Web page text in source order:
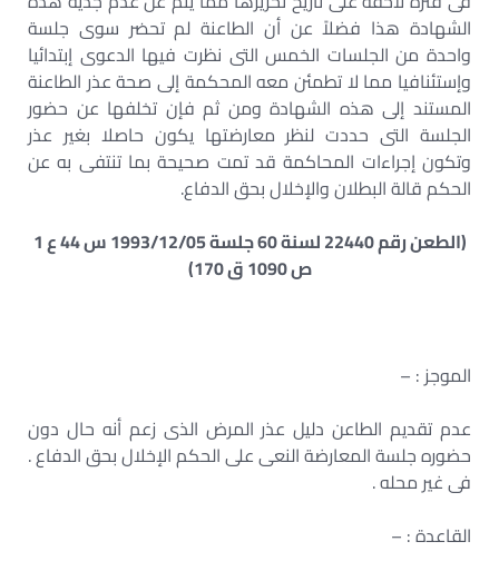
الشهادة هذا فضلاً عن أن الطاعنة لم تحضر سوى جلسة
واحدة من الجلسات الخمس التى نظرت فيها الدعوى إبتدائيا
وإستئنافيا مما لا تطمئن معه المحكمة إلى صحة عذر الطاعنة
المستند إلى هذه الشهادة ومن ثم فإن تخلفها عن حضور
الجلسة التى حددت لنظر معارضتها يكون حاصلا بغير عذر
وتكون إجراءات المحاكمة قد تمت صحيحة بما تنتفى به عن
الحكم قالة البطلان والإخلال بحق الدفاع.
(الطعن رقم 22440 لسنة 60 جلسة 1993/12/05 س 44 ع 1
ص 1090 ق 170)
الموجز : –
عدم تقديم الطاعن دليل عذر المرض الذى زعم أنه حال دون
حضوره جلسة المعارضة النعى على الحكم الإخلال بحق الدفاع .
فى غير محله .
القاعدة : –